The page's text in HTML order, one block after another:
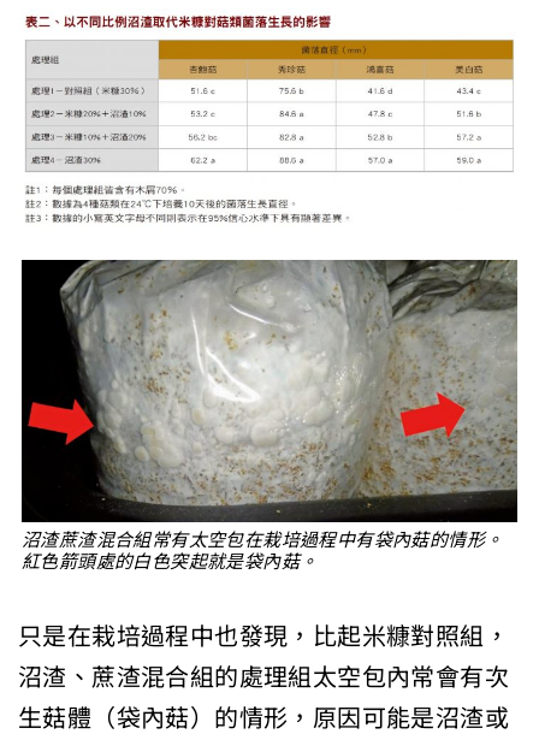
沼渣蔗渣混合組常有太空包在栽培過程中有袋內菇的情形。
紅色箭頭處的白色突起就是袋內菇。
只是在栽培過程中也發現，比起米糠對照組，
沼渣、蔗渣混合組的處理組太空包內常會有次
生菇體（袋內菇）的情形，原因可能是沼渣或